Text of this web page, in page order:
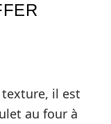
texture, il est
au four à